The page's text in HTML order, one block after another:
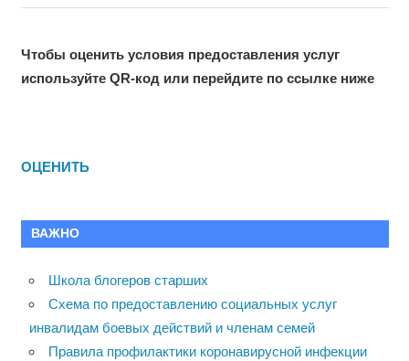
Чтобы оценить условия предоставления услуг
используйте QR-код или перейдите по ссылке ниже
ОЦЕНИТЬ
ВАЖНО
Школа блогеров старших
Схема по предоставлению социальных услуг
инвалидам боевых действий и членам семей
Правила профилактики коронавирусной инфекции